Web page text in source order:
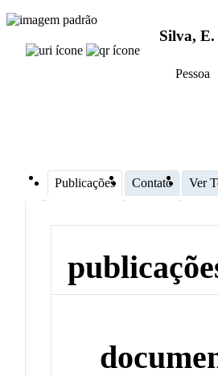
Silva, E.
Pessoa
Publicações Contato Ver